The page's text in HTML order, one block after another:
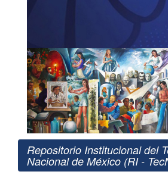
Repositorio Institucional del
Nacional de México (RI -